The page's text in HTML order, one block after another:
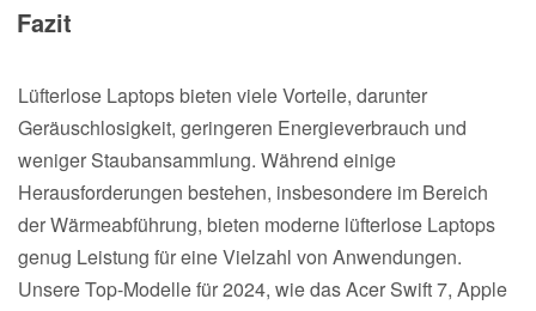
Fazit
Lüfterlose Laptops bieten viele Vorteile, darunter
Geräuschlosigkeit, geringeren Energieverbrauch und
weniger Staubansammlung. Während einige
Herausforderungen bestehen, insbesondere im Bereich
der Wärmeabführung, bieten moderne lüfterlose Laptops
genug Leistung für eine Vielzahl von Anwendungen.
Unsere Top-Modelle für 2024, wie das Acer Swift 7, Apple